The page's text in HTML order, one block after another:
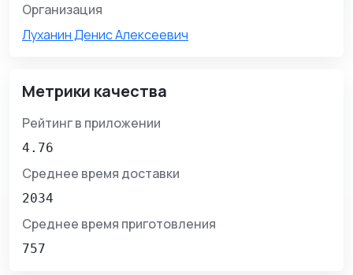
Организация
Луханин Денис Алексеевич
Метрики качества
Рейтинг в приложении
4.76
Среднее время доставки
2034
Среднее время приготовления
757